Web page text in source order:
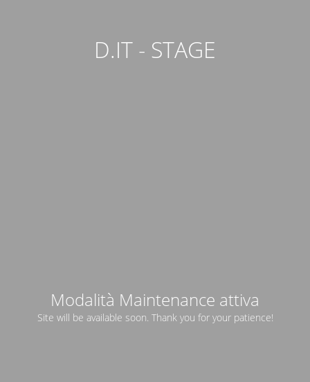
D.IT - STAGE
Modalità Maintenance attiva
Site will be available soon. Thank you for your patience!